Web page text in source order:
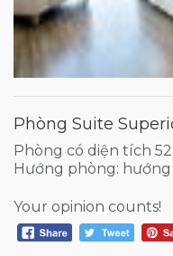
Phòng Suite
Phòng có diện tích
Hướng phòng: hướng
Your opinion counts!